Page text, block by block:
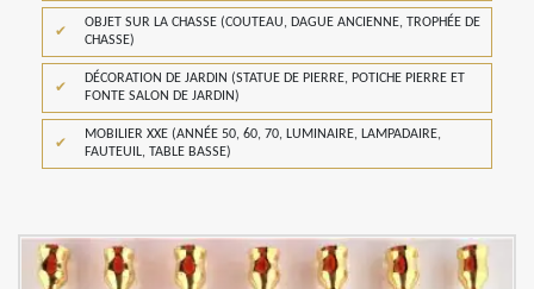
OBJET SUR LA CHASSE (COUTEAU, DAGUE ANCIENNE, TROPHÉE DE
CHASSE)
DÉCORATION DE JARDIN (STATUE DE PIERRE, POTICHE PIERRE ET
FONTE SALON DE JARDIN)
MOBILIER XXE (ANNÉE 50, 60, 70, LUMINAIRE, LAMPADAIRE,
FAUTEUIL, TABLE BASSE)